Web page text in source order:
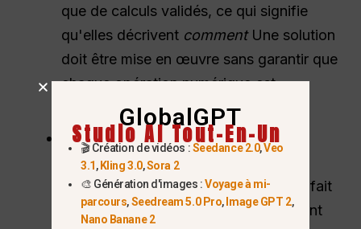
que de calculs validés, ce qui signifie
qu'elles décrivent commentUne solution
doit être mise en œuvre sans garantir que
chaque opération numérique est
correcte.
Un ton confiant et une mise en forme
bien structurée renforcent encore
davantage la confiance, masquant le fait
que les chiffres ne sont pas strictement
GlobalGPT
Studio AI Tout-En-Un
🎬 Création de vidéos :Seedance 2.0,Veo
3.1, Kling 3.0,Sora 2
🎨 Génération d'images :Voyage à mi-
parcours,Seedream 5.0 Pro, Image GPT 2,
Nano Banane 2